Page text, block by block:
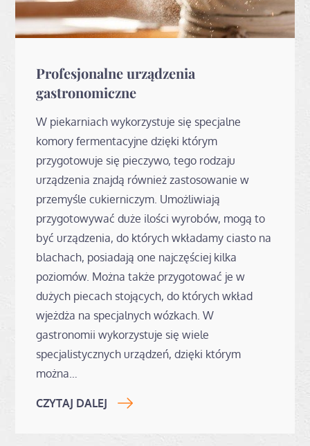
Profesjonalne urządzenia
gastronomiczne
W piekarniach wykorzystuje się specjalne
komory fermentacyjne dzięki którym
przygotowuje się pieczywo, tego rodzaju
urządzenia znajdą również zastosowanie w
przemyśle cukierniczym. Umożliwiają
przygotowywać duże ilości wyrobów, mogą to
być urządzenia, do których wkładamy ciasto na
blachach, posiadają one najczęściej kilka
poziomów. Można także przygotować je w
dużych piecach stojących, do których wkład
wjeżdża na specjalnych wózkach. W
gastronomii wykorzystuje się wiele
specjalistycznych urządzeń, dzięki którym
można…
CZYTAJ DALEJ